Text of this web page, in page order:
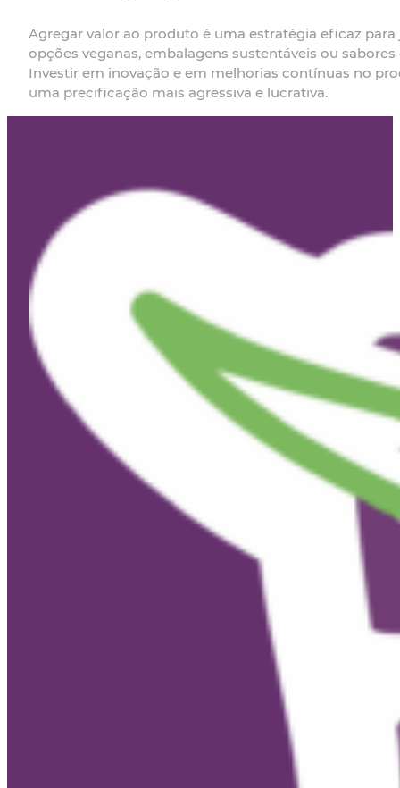
Agregar valor ao produto é uma estratégia eficaz
opções veganas, embalagens sustentáveis ou
Investir em inovação e em melhorias contínuas no
uma precificação mais agressiva e lucrativa.